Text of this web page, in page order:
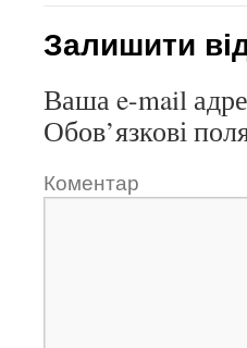
Залишити
Ваша e-mail
Обов’язкові
Коментар